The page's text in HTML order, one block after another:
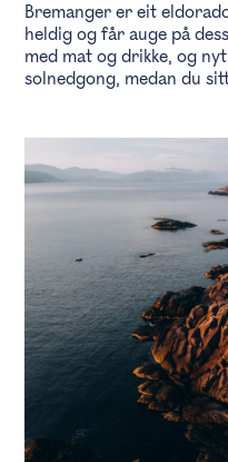
Bremanger er eit
heldig og får auge på
med mat og drikke, og
solnedgong, medan du